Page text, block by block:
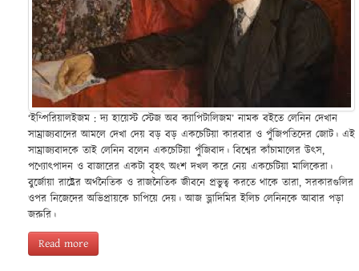
‘ইম্পিরিয়ালইজম : দ্য হায়েস্ট স্টেজ অব ক্যাপিটালিজম’ নামক বইতে লেনিন দেখান
সাম্রাজ্যবাদের আমলে দেখা দেয় বড় বড় একচেটিয়া কারবার ও পুঁজিপতিদের জোট। এই
সাম্রাজ্যবাদকে তাই লেনিন বলেন একচেটিয়া পুঁজিবাদ। বিশ্বের কাঁচামালের উৎস,
পণ্যোৎপাদন ও বাজারের একটা বৃহৎ অংশ দখল করে নেয় একচেটিয়া মালিকেরা।
বুর্জোয়া রাষ্ট্রের অর্থনৈতিক ও রাজনৈতিক জীবনে প্রভুত্ব করতে থাকে তারা, সরকারগুলির
ওপর নিজেদের অভিপ্রায়কে চাপিয়ে দেয়। আজ ভ্লাদিমির ইলিচ লেনিনকে আবার পড়া
জরুরি।
Read more